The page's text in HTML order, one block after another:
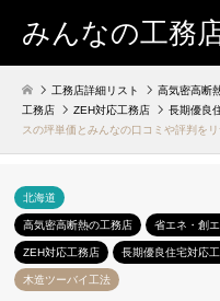
みんなの工務
工務店詳細リスト 高気密高断
工務店
ZEH対応工務店 長期優良
スの坪単価とみんなの口コミや評判をリ
北海道
高気密高断熱の工務店 省エネ・創
ZEH対応工務店 長期優良住宅対応
木造ツーバイ工法